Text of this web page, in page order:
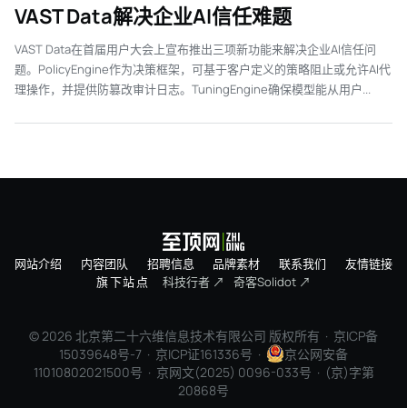
VAST Data解决企业AI信任难题
VAST Data在首届用户大会上宣布推出三项新功能来解决企业AI信任问
题。PolicyEngine作为决策框架，可基于客户定义的策略阻止或允许AI代
理操作，并提供防篡改审计日志。TuningEngine确保模型能从用户...
网站介绍 内容团队 招聘信息 品牌素材 联系我们
友情链接
旗下站点
科技行者 ↗ 奇客Solidot ↗
© 2026 北京第二十六维信息技术有限公司 版权所有 · 京ICP备
15039648号-7 · 京ICP证161336号 ·
京公网安备
11010802021500号 · 京网文(2025) 0096-033号 · (京)字第
20868号